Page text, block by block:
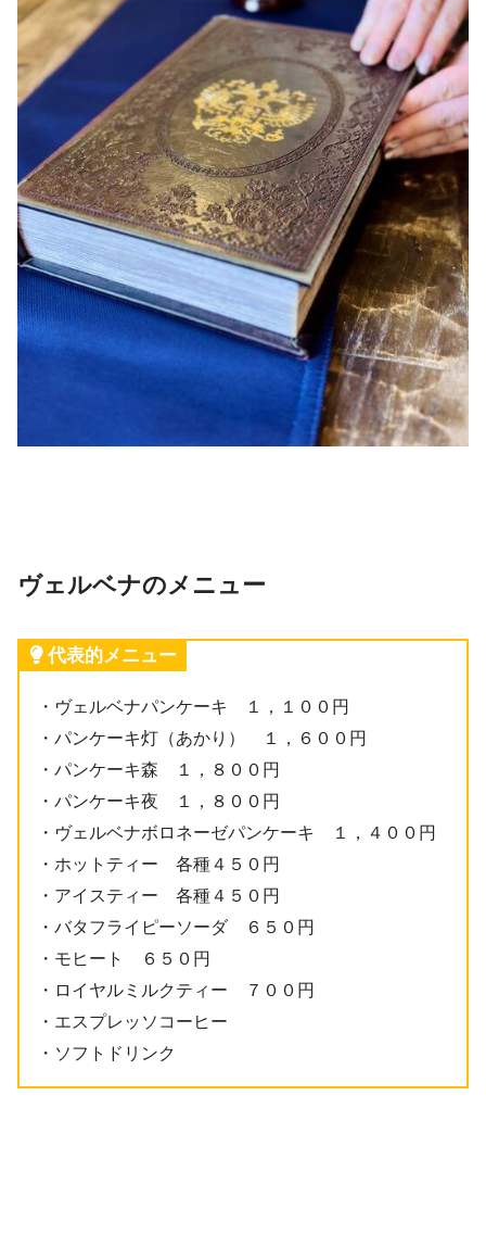
ヴェルベナのメニュー
代表的メニュー
・ヴェルベナパンケーキ １，１００円
・パンケーキ灯（あかり） １，６００円
・パンケーキ森 １，８００円
・パンケーキ夜 １，８００円
・ヴェルベナボロネーゼパンケーキ １，４００円
・ホットティー 各種４５０円
・アイスティー 各種４５０円
・バタフライピーソーダ ６５０円
・モヒート ６５０円
・ロイヤルミルクティー ７００円
・エスプレッソコーヒー
・ソフトドリンク